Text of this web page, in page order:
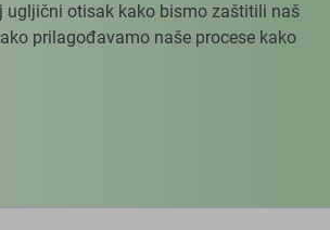
ugljični otisak kako bismo zaštitili naš
prilagođavamo naše procese kako